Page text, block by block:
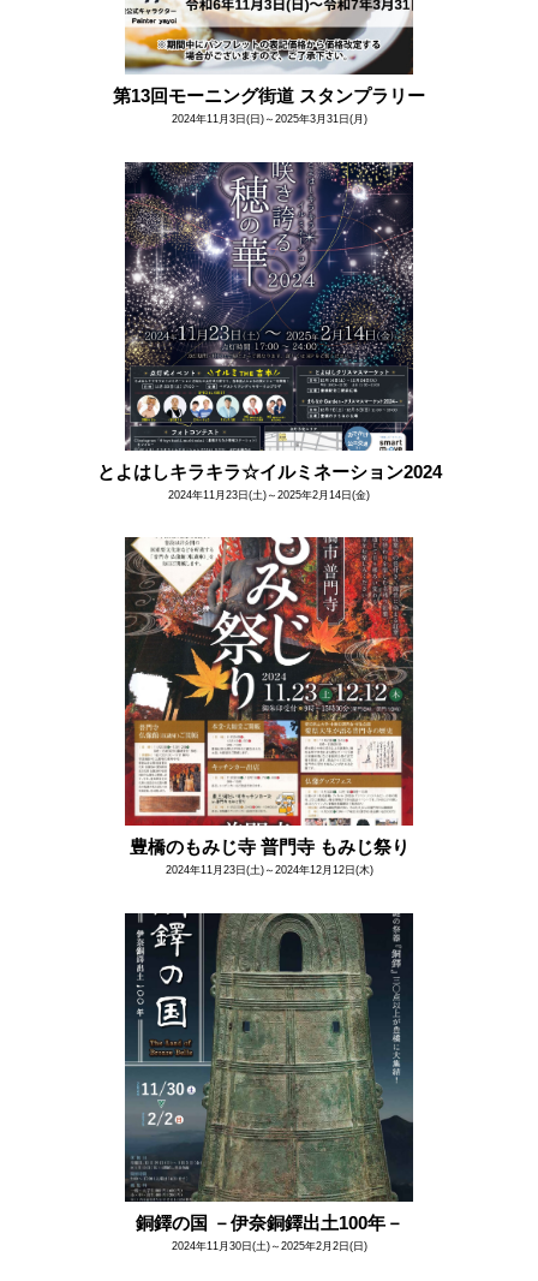
第13回モーニング街道 スタンプラリー
2024年11月3日(日)～2025年3月31日(月)
とよはしキラキラ☆イルミネーション2024
2024年11月23日(土)～2025年2月14日(金)
豊橋のもみじ寺 普門寺 もみじ祭り
2024年11月23日(土)～2024年12月12日(木)
銅鐸の国 －伊奈銅鐸出土100年－
2024年11月30日(土)～2025年2月2日(日)